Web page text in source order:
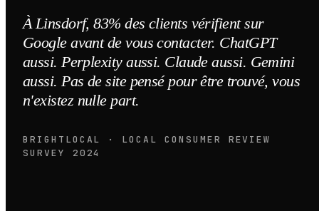
À Linsdorf, 83% des clients vérifient sur
Google avant de vous contacter. ChatGPT
aussi. Perplexity aussi. Claude aussi. Gemini
aussi. Pas de site pensé pour être trouvé, vous
n'existez nulle part.
BRIGHTLOCAL · LOCAL CONSUMER REVIEW
SURVEY 2024